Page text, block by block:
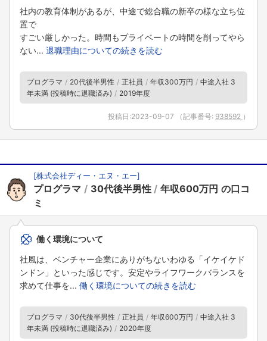
社内の教育体制があるが、中途で総合職の新卒の様な立ち位
置で
すごい厳しかった。時間もプライベートの時間を削ってやら
ない... 退職理由についての続きを読む
プログラマ 20代後半男性 正社員 年収300万円
中途入社 3
年未満 (投稿時に退職済み)
2019年度
投稿日:2023-09-07 （記事番号: 938592 ）
[株式会社ディー・エヌ・エー]
プログラマ 30代後半男性 年収600万円
働く環境について
社風は、ベンチャー企業にありがちないわゆる「イケイケド
ンドン」といった感じです。安定やライフワークバランスを
求めて仕事を... 働く環境についての続きを読む
プログラマ 30代後半男性 正社員 年収600万円
中途入社 3
年未満 (投稿時に退職済み)
2020年度